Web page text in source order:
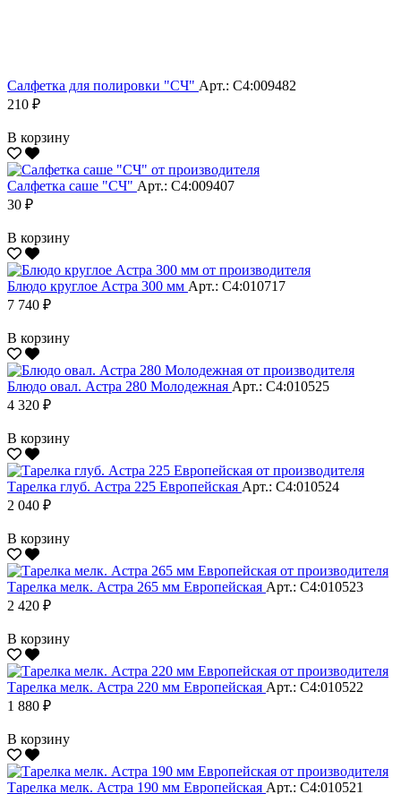
Салфетка для полировки "CЧ" Арт.: С4:009482
210 ₽
В корзину
Салфетка саше "CЧ" Арт.: С4:009407
30 ₽
В корзину
Блюдо круглое Астра 300 мм Арт.: С4:010717
7 740 ₽
В корзину
Блюдо овал. Астра 280 Молодежная Арт.: С4:010525
4 320 ₽
В корзину
Тарелка глуб. Астра 225 Европейская Арт.: С4:010524
2 040 ₽
В корзину
Тарелка мелк. Астра 265 мм Европейская Арт.: С4:010523
2 420 ₽
В корзину
Тарелка мелк. Астра 220 мм Европейская Арт.: С4:010522
1 880 ₽
В корзину
Тарелка мелк. Астра 190 мм Европейская Арт.: С4:010521